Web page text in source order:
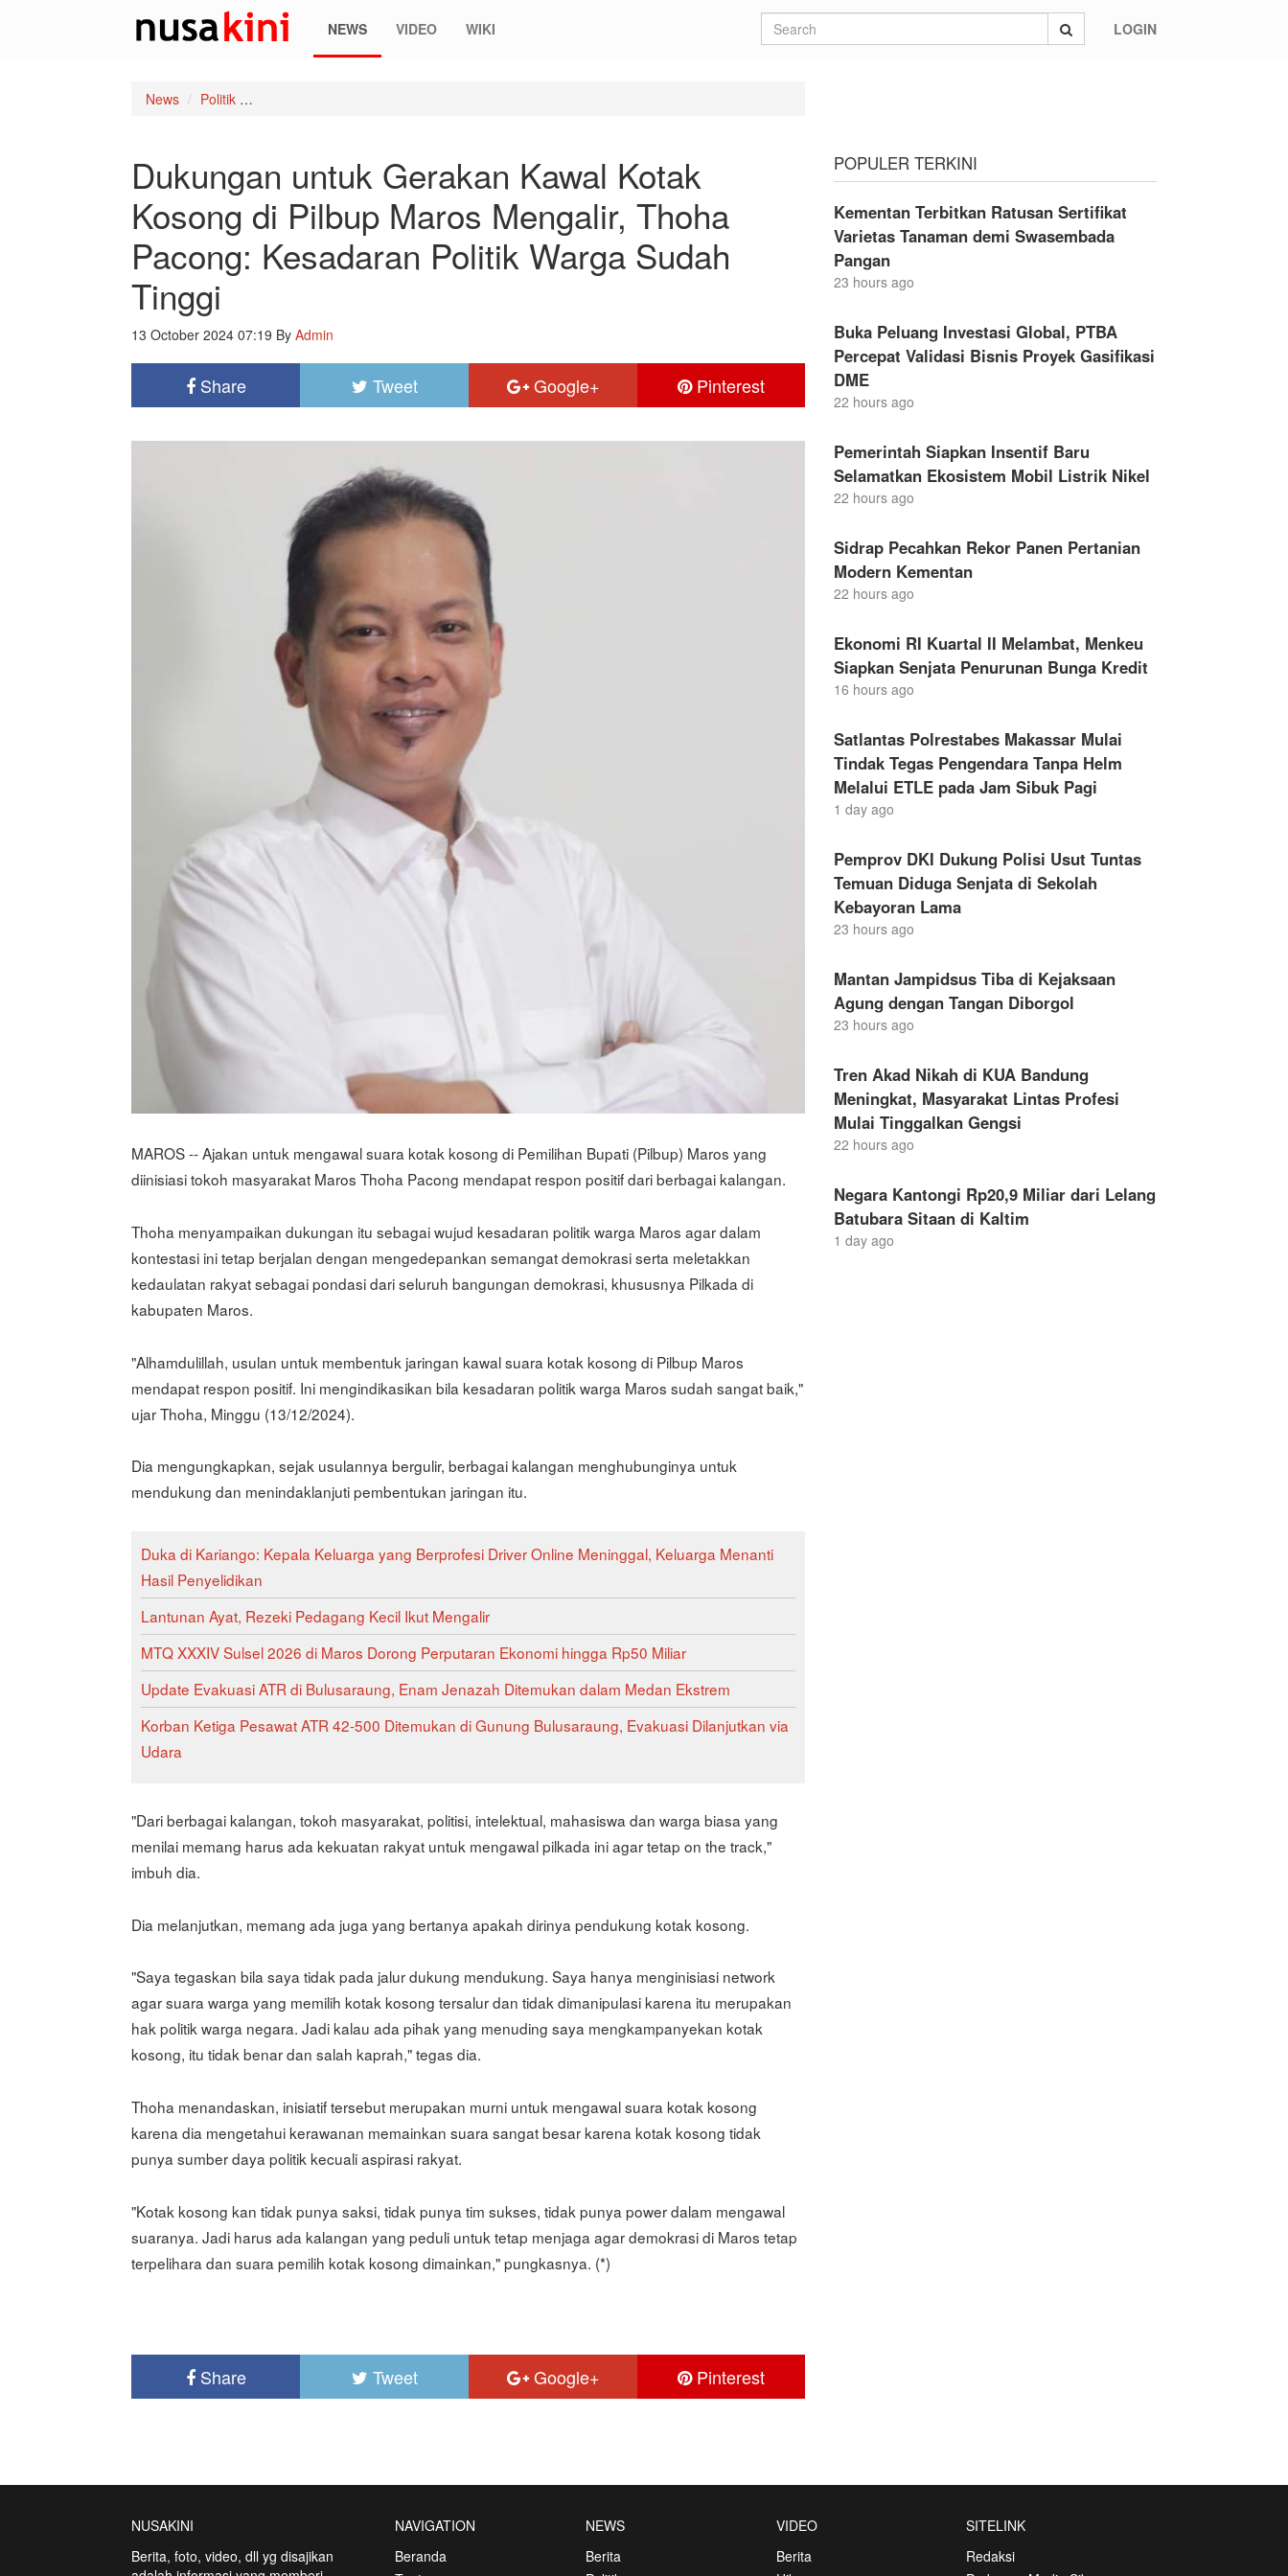
NEWS VIDEO WIKI LOGIN
News Politik
Dukungan untuk Gerakan Kawal Kotak
Kosong di Pilbup Maros Mengalir, Thoha
Pacong: Kesadaran Politik Warga Sudah
Tinggi
13 October 2024 07:19 By Admin
Share Tweet Google+ Pinterest
MAROS -- Ajakan untuk mengawal suara kotak kosong di Pemilihan Bupati (Pilbup) Maros yang
diinisiasi tokoh masyarakat Maros Thoha Pacong mendapat respon positif dari berbagai kalangan.
Thoha menyampaikan dukungan itu sebagai wujud kesadaran politik warga Maros agar dalam
kontestasi ini tetap berjalan dengan mengedepankan semangat demokrasi serta meletakkan
kedaulatan rakyat sebagai pondasi dari seluruh bangungan demokrasi, khususnya Pilkada di
kabupaten Maros.
"Alhamdulillah, usulan untuk membentuk jaringan kawal suara kotak kosong di Pilbup Maros
mendapat respon positif. Ini mengindikasikan bila kesadaran politik warga Maros sudah sangat baik,"
ujar Thoha, Minggu (13/12/2024).
Dia mengungkapkan, sejak usulannya bergulir, berbagai kalangan menghubunginya untuk
mendukung dan menindaklanjuti pembentukan jaringan itu.
Duka di Kariango: Kepala Keluarga yang Berprofesi Driver Online Meninggal, Keluarga Menanti
Hasil Penyelidikan
Lantunan Ayat, Rezeki Pedagang Kecil Ikut Mengalir
MTQ XXXIV Sulsel 2026 di Maros Dorong Perputaran Ekonomi hingga Rp50 Miliar
Update Evakuasi ATR di Bulusaraung, Enam Jenazah Ditemukan dalam Medan Ekstrem
Korban Ketiga Pesawat ATR 42-500 Ditemukan di Gunung Bulusaraung, Evakuasi Dilanjutkan via
Udara
"Dari berbagai kalangan, tokoh masyarakat, politisi, intelektual, mahasiswa dan warga biasa yang
menilai memang harus ada kekuatan rakyat untuk mengawal pilkada ini agar tetap on the track,"
imbuh dia.
Dia melanjutkan, memang ada juga yang bertanya apakah dirinya pendukung kotak kosong.
"Saya tegaskan bila saya tidak pada jalur dukung mendukung. Saya hanya menginisiasi network
agar suara warga yang memilih kotak kosong tersalur dan tidak dimanipulasi karena itu merupakan
hak politik warga negara. Jadi kalau ada pihak yang menuding saya mengkampanyekan kotak
kosong, itu tidak benar dan salah kaprah," tegas dia.
Thoha menandaskan, inisiatif tersebut merupakan murni untuk mengawal suara kotak kosong
karena dia mengetahui kerawanan memainkan suara sangat besar karena kotak kosong tidak
punya sumber daya politik kecuali aspirasi rakyat.
"Kotak kosong kan tidak punya saksi, tidak punya tim sukses, tidak punya power dalam mengawal
suaranya. Jadi harus ada kalangan yang peduli untuk tetap menjaga agar demokrasi di Maros tetap
terpelihara dan suara pemilih kotak kosong dimainkan," pungkasnya. (*)
Share Tweet Google+ Pinterest
POPULER TERKINI
Kementan Terbitkan Ratusan Sertifikat
Varietas Tanaman demi Swasembada
Pangan
23 hours ago
Buka Peluang Investasi Global, PTBA
Percepat Validasi Bisnis Proyek Gasifikasi
DME
22 hours ago
Pemerintah Siapkan Insentif Baru
Selamatkan Ekosistem Mobil Listrik Nikel
22 hours ago
Sidrap Pecahkan Rekor Panen Pertanian
Modern Kementan
22 hours ago
Ekonomi RI Kuartal II Melambat, Menkeu
Siapkan Senjata Penurunan Bunga Kredit
16 hours ago
Satlantas Polrestabes Makassar Mulai
Tindak Tegas Pengendara Tanpa Helm
Melalui ETLE pada Jam Sibuk Pagi
1 day ago
Pemprov DKI Dukung Polisi Usut Tuntas
Temuan Diduga Senjata di Sekolah
Kebayoran Lama
23 hours ago
Mantan Jampidsus Tiba di Kejaksaan
Agung dengan Tangan Diborgol
23 hours ago
Tren Akad Nikah di KUA Bandung
Meningkat, Masyarakat Lintas Profesi
Mulai Tinggalkan Gengsi
22 hours ago
Negara Kantongi Rp20,9 Miliar dari Lelang
Batubara Sitaan di Kaltim
1 day ago
NUSAKINI
Berita, foto, video, dll yg disajikan
NAVIGATION
Beranda
NEWS
Berita
VIDEO
Berita
SITELINK
Redaksi